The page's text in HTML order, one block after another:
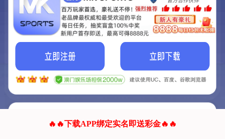
联系我们!